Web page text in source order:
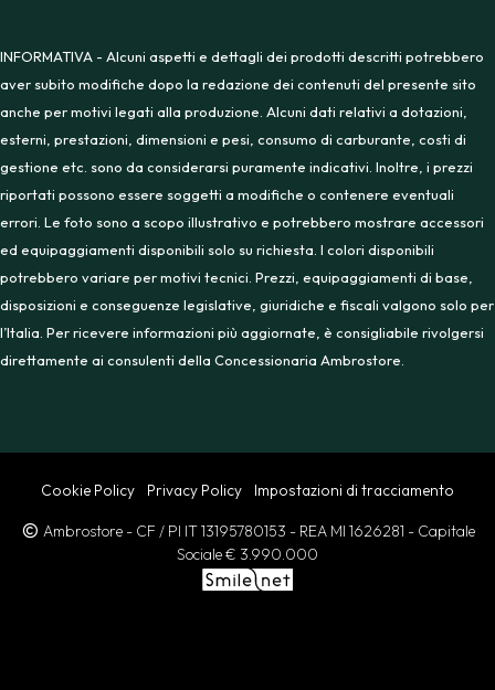
INFORMATIVA - Alcuni aspetti e dettagli dei prodotti descritti potrebbero
aver subito modifiche dopo la redazione dei contenuti del presente sito
anche per motivi legati alla produzione. Alcuni dati relativi a dotazioni,
esterni, prestazioni, dimensioni e pesi, consumo di carburante, costi di
gestione etc. sono da considerarsi puramente indicativi. Inoltre, i prezzi
riportati possono essere soggetti a modifiche o contenere eventuali
errori. Le foto sono a scopo illustrativo e potrebbero mostrare accessori
ed equipaggiamenti disponibili solo su richiesta. I colori disponibili
potrebbero variare per motivi tecnici. Prezzi, equipaggiamenti di base,
disposizioni e conseguenze legislative, giuridiche e fiscali valgono solo per
l’Italia. Per ricevere informazioni più aggiornate, è consigliabile rivolgersi
direttamente ai consulenti della Concessionaria Ambrostore.
Cookie Policy Privacy Policy Impostazioni di tracciamento
Ambrostore - CF / PI IT 13195780153 - REA MI 1626281 - Capitale
Sociale € 3.990.000